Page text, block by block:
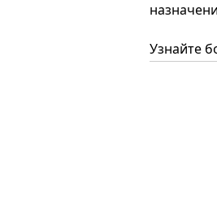
Узнайте